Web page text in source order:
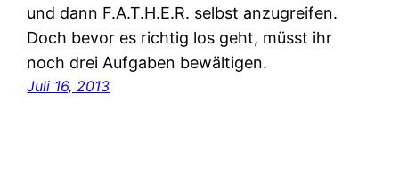
und dann F.A.T.H.E.R. selbst anzugreifen.
Doch bevor es richtig los geht, müsst ihr
noch drei Aufgaben bewältigen.
Juli 16, 2013